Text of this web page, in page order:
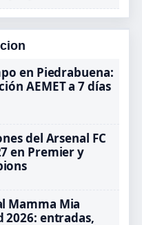
en Piedrabuena:
AEMET a 7 días
del Arsenal FC
en Premier y
Mamma Mia
2026: entradas,